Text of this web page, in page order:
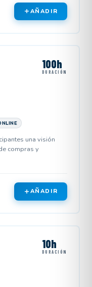
AÑADIR
100h
DURACIÓN
una visión
compras y
AÑADIR
10h
DURACIÓN